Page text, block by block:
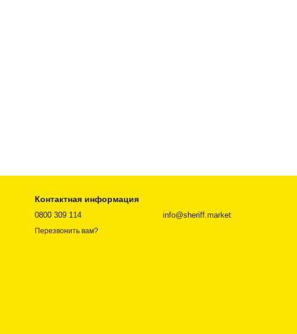
Контактная информация
0800 309 114
Перезвонить вам?
info@sheriff.market